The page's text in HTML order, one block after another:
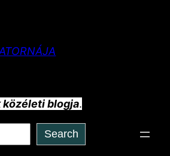
közéleti blogja.
Search